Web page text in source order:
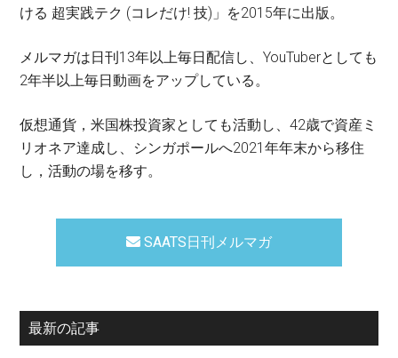
ける 超実践テク (コレだけ! 技)」を2015年に出版。
メルマガは日刊13年以上毎日配信し、YouTuberとしても
2年半以上毎日動画をアップしている。
仮想通貨，米国株投資家としても活動し、42歳で資産ミ
リオネア達成し、シンガポールへ2021年年末から移住
し，活動の場を移す。
SAATS日刊メルマガ
最新の記事